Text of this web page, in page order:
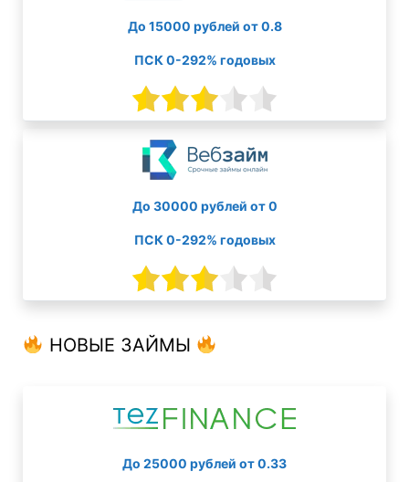
До 15000 рублей от 0.8
ПСК 0-292% годовых
До 30000 рублей от 0
ПСК 0-292% годовых
НОВЫЕ ЗАЙМЫ
До 25000 рублей от 0.33